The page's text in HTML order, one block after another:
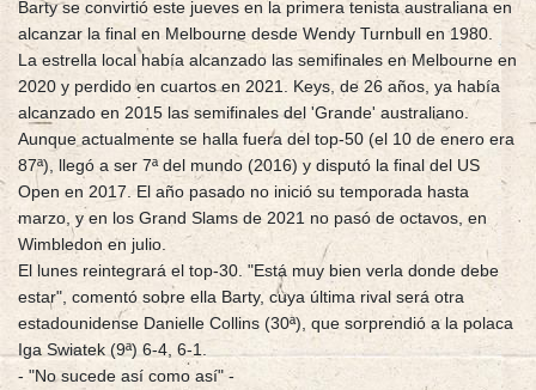
Barty se convirtió este jueves en la primera tenista australiana en
alcanzar la final en Melbourne desde Wendy Turnbull en 1980.
La estrella local había alcanzado las semifinales en Melbourne en
2020 y perdido en cuartos en 2021. Keys, de 26 años, ya había
alcanzado en 2015 las semifinales del 'Grande' australiano.
Aunque actualmente se halla fuera del top-50 (el 10 de enero era
87ª), llegó a ser 7ª del mundo (2016) y disputó la final del US
Open en 2017. El año pasado no inició su temporada hasta
marzo, y en los Grand Slams de 2021 no pasó de octavos, en
Wimbledon en julio.
El lunes reintegrará el top-30. "Está muy bien verla donde debe
estar", comentó sobre ella Barty, cuya última rival será otra
estadounidense Danielle Collins (30ª), que sorprendió a la polaca
Iga Swiatek (9ª) 6-4, 6-1.
- "No sucede así como así" -